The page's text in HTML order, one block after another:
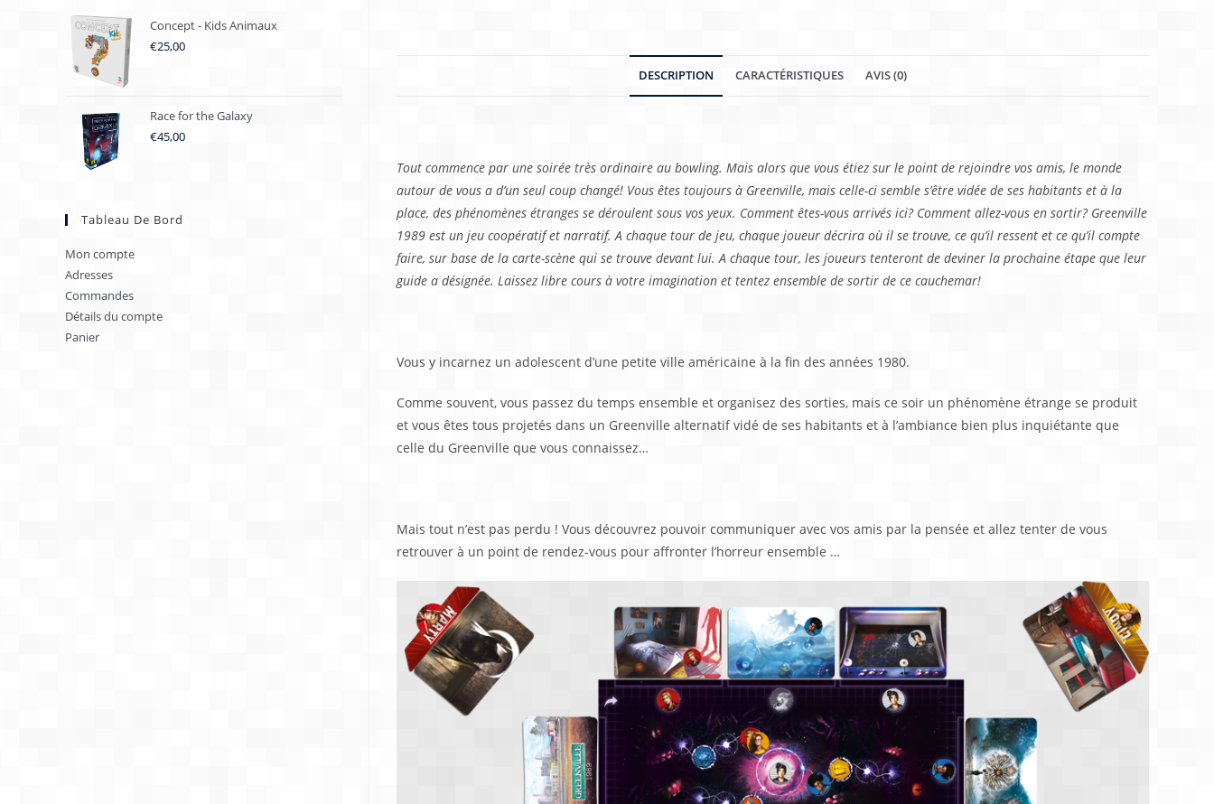
DESCRIPTION CARACTÉRISTIQUES AVIS (0)
Tout commence par une soirée très ordinaire au bowling. Mais alors que vous étiez sur le point de rejoindre vos amis, le monde
autour de vous a d’un seul coup changé! Vous êtes toujours à Greenville, mais celle-ci semble s’être vidée de ses habitants et à la
place, des phénomènes étranges se déroulent sous vos yeux. Comment êtes-vous arrivés ici? Comment allez-vous en sortir? Greenville
1989 est un jeu coopératif et narratif. A chaque tour de jeu, chaque joueur décrira où il se trouve, ce qu’il ressent et ce qu’il compte
faire, sur base de la carte-scène qui se trouve devant lui. A chaque tour, les joueurs tenteront de deviner la prochaine étape que leur
guide a désignée. Laissez libre cours à votre imagination et tentez ensemble de sortir de ce cauchemar!
Vous y incarnez un adolescent d’une petite ville américaine à la fin des années 1980.
Comme souvent, vous passez du temps ensemble et organisez des sorties, mais ce soir un phénomène étrange se produit
et vous êtes tous projetés dans un Greenville alternatif vidé de ses habitants et à l’ambiance bien plus inquiétante que
celle du Greenville que vous connaissez…
Mais tout n’est pas perdu ! Vous découvrez pouvoir communiquer avec vos amis par la pensée et allez tenter de vous
retrouver à un point de rendez-vous pour affronter l’horreur ensemble …
Concept - Kids Animaux
€25,00
Race for the Galaxy
€45,00
Tableau De Bord
Mon compte
Adresses
Commandes
Détails du compte
Panier